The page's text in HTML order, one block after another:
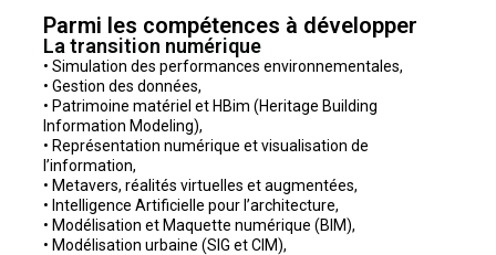
Parmi les compétences à développer
La transition numérique
• Simulation des performances environnementales,
• Gestion des données,
• Patrimoine matériel et HBim (Heritage Building
Information Modeling),
• Représentation numérique et visualisation de
l’information,
• Metavers, réalités virtuelles et augmentées,
• Intelligence Artificielle pour l’architecture,
• Modélisation et Maquette numérique (BIM),
• Modélisation urbaine (SIG et CIM),